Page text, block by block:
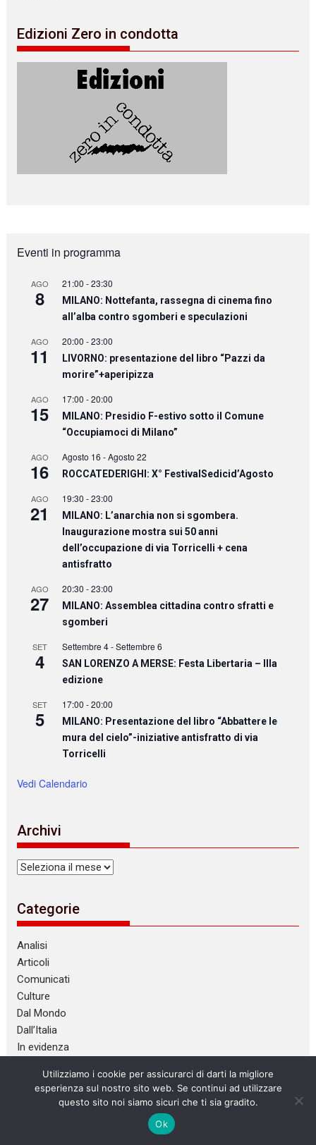
Edizioni Zero in condotta
Eventi in programma
AGO
8
21:00 -23:30
MILANO: Nottefanta, rassegna di cinema fino
all’alba contro sgomberi e speculazioni
AGO
11
20:00 -23:00
LIVORNO: presentazione del libro “Pazzi da
morire”+aperipizza
AGO
15
17:00 -20:00
MILANO: Presidio F-estivo sotto il Comune
“Occupiamoci di Milano”
AGO
16
Agosto 16 -Agosto 22
ROCCATEDERIGHI: X° FestivalSedicid’Agosto
AGO
21
19:30 -23:00
MILANO: L’anarchia non si sgombera.
Inaugurazione mostra sui 50 anni
dell’occupazione di via Torricelli + cena
antisfratto
AGO
27
20:30 -23:00
MILANO: Assemblea cittadina contro sfratti e
sgomberi
SET
4
Settembre 4-Settembre 6
SAN LORENZO A MERSE: Festa Libertaria – IIIa
edizione
SET
5
17:00 -20:00
MILANO: Presentazione del libro “Abbattere le
mura del cielo”-iniziative antisfratto di via
Torricelli
Vedi Calendario
Archivi
Archivi
Categorie
Analisi
Articoli
Comunicati
Culture
Dal Mondo
Dall’Italia
In evidenza
Utilizziamo i cookie per assicurarci di darti la migliore
esperienza sul nostro sito web. Se continui ad utilizzare
questo sito noi siamo sicuri che ti sia gradito.
Ok